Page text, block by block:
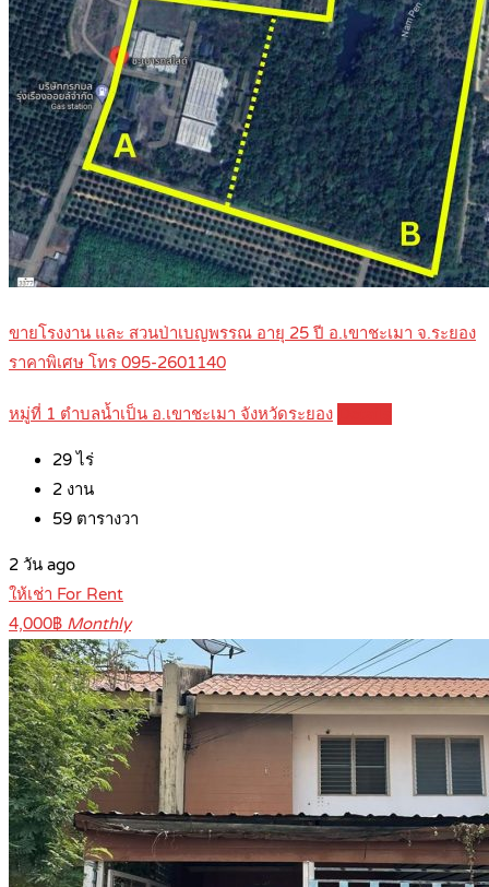
ขายโรงงาน และ สวนป่าเบญพรรณ อายุ 25 ปี อ.เขาชะเมา จ.ระยอง
ราคาพิเศษ โทร 095-2601140
หมู่ที่ 1 ตำบลน้ำเป็น อ.เขาชะเมา จังหวัดระยอง
29ไร่
2 งาน
59 ตารางวา
2 วัน ago
ให้เช่า For Rent
4,000฿ Monthly